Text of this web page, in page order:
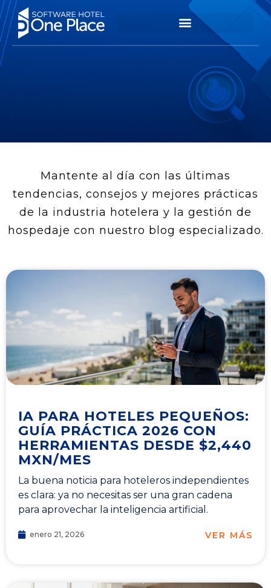
Mantente al día con las últimas
tendencias, consejos y mejores prácticas
de la industria hotelera y la gestión de
hospedaje con nuestro blog especializado.
IA PARA HOTELES PEQUEÑOS:
GUÍA PRÁCTICA 2026 CON
HERRAMIENTAS DESDE $2,440
MXN/MES
La buena noticia para hoteleros independientes
es clara: ya no necesitas ser una gran cadena
para aprovechar la inteligencia artificial.
enero 21, 2026 VER MÁS